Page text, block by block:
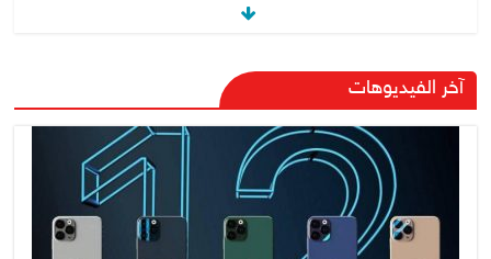
المالي يتحدث عن فرضية “كسب
الزمن” لجمع الإيرادات
6 أغسطس، 2026 No Comment
وزارة العدل تحقق انجازا قانونيا
بكسب دعوى قضائية امام المحاكم
الأردنية لصالح شركة أدوية سامراء
آخر الفيديوهات